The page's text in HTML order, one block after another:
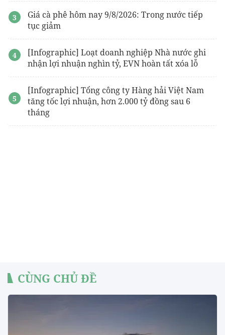
Giá cà phê hôm nay 9/8/2026: Trong nước tiếp
tục giảm
[Infographic] Loạt doanh nghiệp Nhà nước ghi
nhận lợi nhuận nghìn tỷ, EVN hoàn tất xóa lỗ
[Infographic] Tổng công ty Hàng hải Việt Nam
tăng tốc lợi nhuận, hơn 2.000 tỷ đồng sau 6
tháng
CÙNG CHỦ ĐỀ